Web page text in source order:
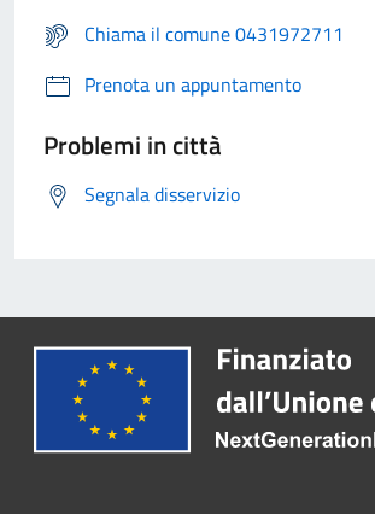
Chiama il comune 0431972711
Prenota un appuntamento
Problemi in città
Segnala disservizio